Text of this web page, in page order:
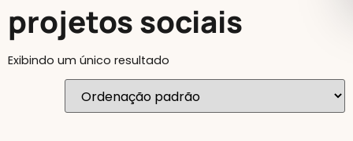
projetos sociais
Exibindo um único resultado